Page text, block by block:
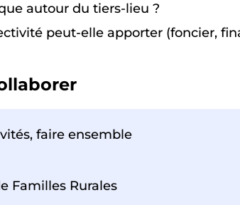
autour du tiers-lieu ?
peut-elle apporter (foncier,
faire ensemble
Familles Rurales